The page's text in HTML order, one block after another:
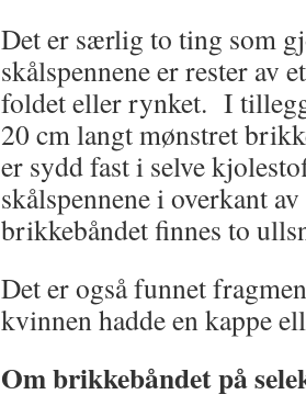
Det er særlig to ting som
skålspennene er rester av
foldet eller rynket. I
20 cm langt mønstret
er sydd fast i selve
skålspennene i overkant
brikkebåndet finnes to
Det er også funnet
kvinnen hadde en kappe
Om brikkebåndet på